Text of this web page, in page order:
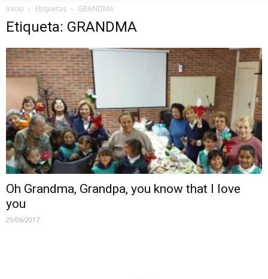
Inicio Etiquetas GRANDMA
Etiqueta: GRANDMA
Oh Grandma, Grandpa, you know that I love
you
29/06/2017